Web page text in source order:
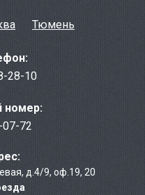
Тюмень
28-10
номер:
72
д.4/9,оф.19, 20